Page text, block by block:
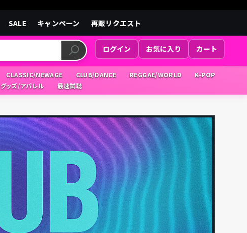
SALE キャンペーン 再販リクエスト
ログイン お気に入り カート
CLASSIC/NEWAGE CLUB/DANCE REGGAE/WORLD
K-POP
グッズ/アパレル 最速試聴